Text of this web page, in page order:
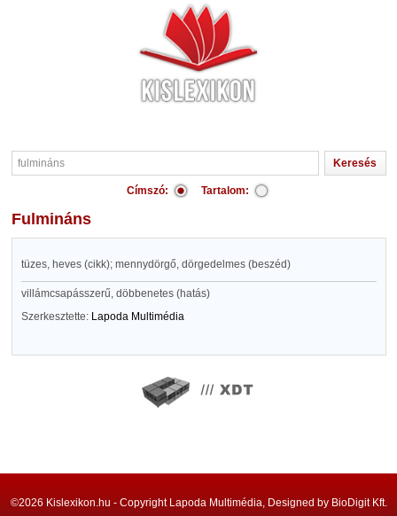
Címszó: Tartalom:
fulmináns
tüzes, heves (cikk); mennydörgő, dörgedelmes (beszéd)
villámcsapásszerű, döbbenetes (hatás)
Szerkesztette: Lapoda Multimédia
©2026 Kislexikon.hu - Copyright Lapoda Multimédia, Designed by BioDigit Kft.